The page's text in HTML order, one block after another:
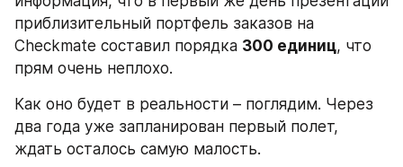
приблизительный портфель заказов на
Checkmate составил порядка 300 единиц, что
прям очень неплохо.
Как оно будет в реальности – поглядим. Через
два года уже запланирован первый полет,
ждать осталось самую малость.